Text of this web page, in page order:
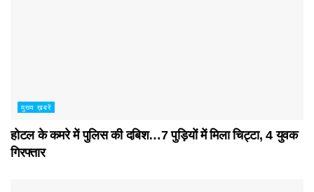
मुख्य ख़बरें
होटल के कमरे में पुलिस की दबिश…7 पुड़ियाें में मिला चिट्टा, 4 युवक
गिरफ्तार